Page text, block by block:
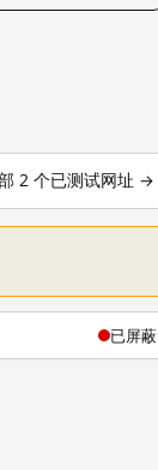
2 个已测试网址 →
已屏蔽